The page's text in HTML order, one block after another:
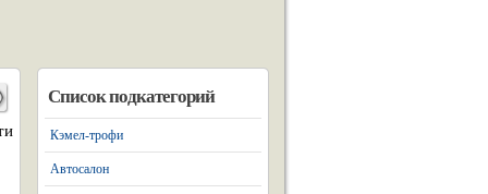
Список подкатегорий
Кэмел-трофи
Автосалон